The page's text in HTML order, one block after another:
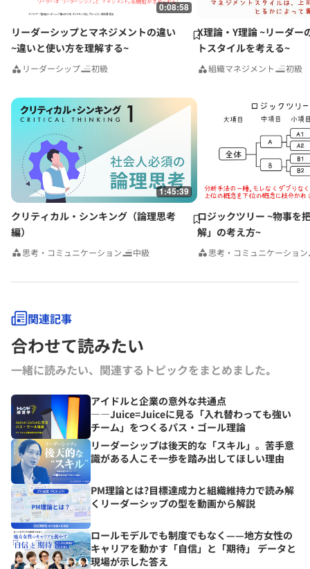
0:08:58
リーダーシップとマネジメントの違い
~違いと使い方を理解する~
リーダーシップ 初級
X理論・Y理論 ~リーダー
トスタイルを考える~
組織マネジメント 初級
1:45:39
クリティカル・シンキング（論理思考
編）
思考・コミュニケーション 中級
ロジックツリー ~物事を
解」の考え方~
思考・コミュニケーション
関連記事
合わせて読みたい
一緒に読みたい、関連するトピックをまとめました｡
アイドルと企業の意外な共通点
――Juice=Juiceに見る「入れ替わっても強い
チーム」をつくるパス・ゴール理論
リーダーシップは後天的な「スキル」。苦手意
識がある人こそ一歩を踏み出してほしい理由
PM理論とは?目標達成力と組織維持力で読み解
くリーダーシップの型を動画から解説
ロールモデルでも制度でもなく——地方女性の
キャリアを動かす「自信」と「期待」 データと
現場が示した答え